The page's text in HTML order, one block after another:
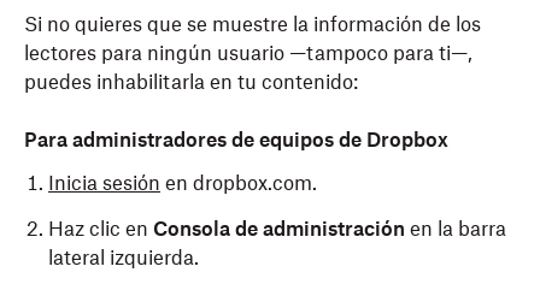
Si no quieres que se muestre la información de los
lectores para ningún usuario —tampoco para ti—,
puedes inhabilitarla en tu contenido:
Para administradores de equipos de Dropbox
Inicia sesión en dropbox.com.
Haz clic en Consola de administración en la barra
lateral izquierda.